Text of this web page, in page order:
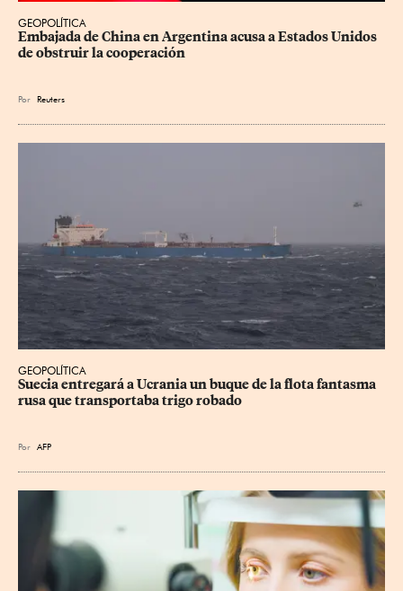
GEOPOLÍTICA
Embajada de China en Argentina acusa a Estados Unidos
de obstruir la cooperación
Por Reuters
GEOPOLÍTICA
Suecia entregará a Ucrania un buque de la flota fantasma
rusa que transportaba trigo robado
Por AFP